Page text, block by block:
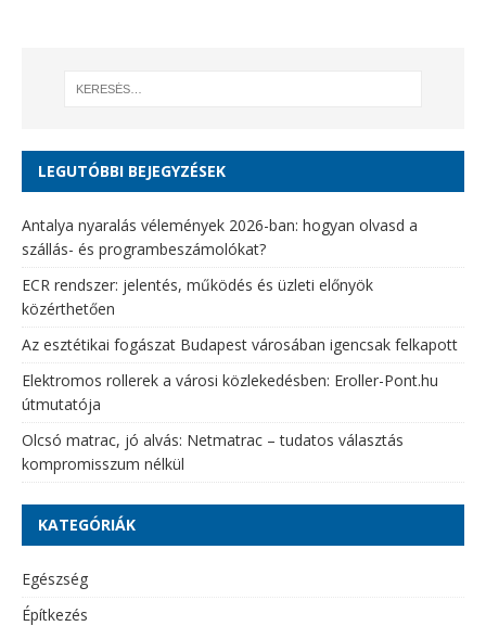
LEGUTÓBBI BEJEGYZÉSEK
Antalya nyaralás vélemények 2026-ban: hogyan olvasd a
szállás- és programbeszámolókat?
ECR rendszer: jelentés, működés és üzleti előnyök
közérthetően
Az esztétikai fogászat Budapest városában igencsak felkapott
Elektromos rollerek a városi közlekedésben: Eroller-Pont.hu
útmutatója
Olcsó matrac, jó alvás: Netmatrac – tudatos választás
kompromisszum nélkül
KATEGÓRIÁK
Egészség
Építkezés